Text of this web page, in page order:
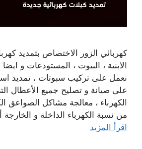
كهربائي الزور الاختصاص بتمديد
الابنية ، البيوت ، المستودعات و
نعمل على تركيب سبوتات ، تمديد
على صيانة و تصليح جميع الأعطال
الكهرباء ، معالجة مشاكل الصواعق
من نسبة الكهرباء الداخلة و
اقرأ المزيد